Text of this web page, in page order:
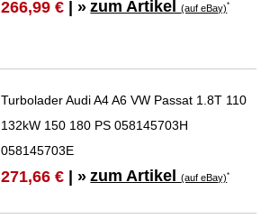
266,99 € | » zum Artikel(auf eBay)*
Turbolader Audi A4 A6 VW Passat 1.8T 110
132kW 150 180 PS 058145703H
058145703E
271,66 € | » zum Artikel(auf eBay)*